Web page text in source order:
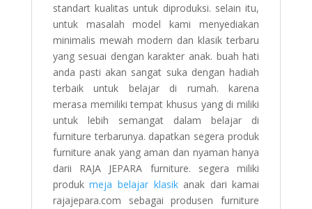
standart kualitas untuk diproduksi. selain itu,
untuk masalah model kami menyediakan
minimalis mewah modern dan klasik terbaru
yang sesuai dengan karakter anak. buah hati
anda pasti akan sangat suka dengan hadiah
terbaik untuk belajar di rumah. karena
merasa memiliki tempat khusus yang di miliki
untuk lebih semangat dalam belajar di
furniture terbarunya. dapatkan segera produk
furniture anak yang aman dan nyaman hanya
darii RAJA JEPARA furniture. segera miliki
produkmeja belajar klasikanak dari kamai
rajajepara.com sebagai produsen furniture